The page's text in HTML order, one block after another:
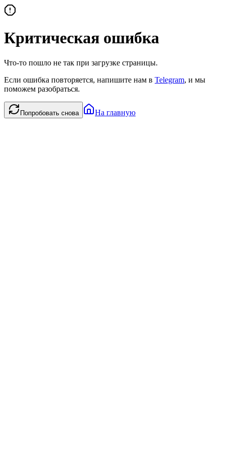
Критическая ошибка
Что-то пошло не так при загрузке страницы.
Если ошибка повторяется, напишите нам в Telegram, и мы
поможем разобраться.
Попробовать снова На главную